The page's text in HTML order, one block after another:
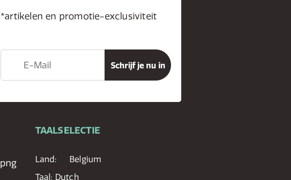
*artikelen en promotie-exclusiviteit
TAALSELECTIE
Land:
Belgium
Taal: Dutch